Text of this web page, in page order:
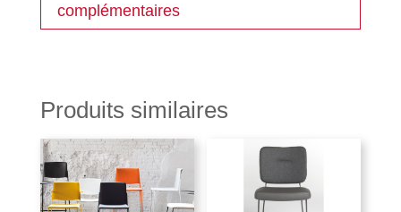
complémentaires
Produits similaires